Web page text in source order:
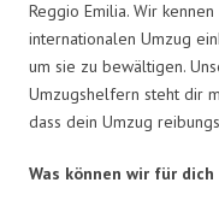
Reggio Emilia. Wir
internationalen Umzug
um sie zu bewältigen.
Umzugshelfern steht dir
dass dein Umzug
Was können wir für